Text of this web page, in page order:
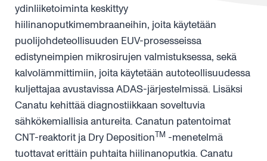
ydinliiketoiminta keskittyy
hiilinanoputkimembraaneihin, joita käytetään
puolijohdeteollisuuden EUV-prosesseissa
edistyneimpien mikrosirujen valmistuksessa, sekä
kalvolämmittimiin, joita käytetään autoteollisuudessa
kuljettajaa avustavissa ADAS-järjestelmissä. Lisäksi
Canatu kehittää diagnostiikkaan soveltuvia
sähkökemiallisia antureita. Canatun patentoimat
CNT-reaktorit ja Dry DepositionTM -menetelmä
tuottavat erittäin puhtaita hiilinanoputkia. Canatu